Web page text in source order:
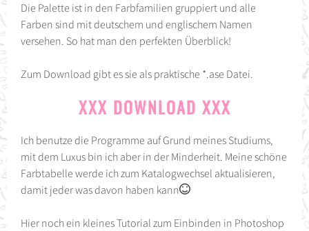
Die Palette ist in den Farbfamilien gruppiert und alle
Farben sind mit deutschem und englischem Namen
versehen. So hat man den perfekten Überblick!
Zum Download gibt es sie als praktische *.ase Datei.
XXX DOWNLOAD XXX
Ich benutze die Programme auf Grund meines Studiums,
mit dem Luxus bin ich aber in der Minderheit. Meine schöne
Farbtabelle werde ich zum Katalogwechsel aktualisieren,
damit jeder was davon haben kann
Hier noch ein kleines Tutorial zum Einbinden in Photoshop